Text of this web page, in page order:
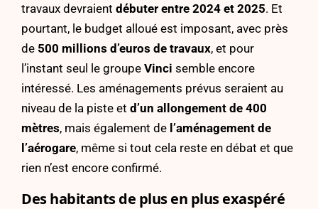
travaux devraient débuter entre 2024 et 2025. Et
pourtant, le budget alloué est imposant, avec près
de 500 millions d’euros de travaux, et pour
l’instant seul le groupe Vinci semble encore
intéressé. Les aménagements prévus seraient au
niveau de la piste et d’un allongement de 400
mètres, mais également de l’aménagement de
l’aérogare, même si tout cela reste en débat et que
rien n’est encore confirmé.
Des habitants de plus en plus exaspéré